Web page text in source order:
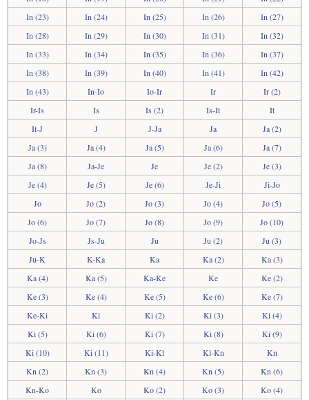
In (23)
In (24) In (25) In (26)
In (27)
In (28)
In (29) In (30) In (31)
In (32)
In (33)
In (34) In (35) In (36)
In (37)
In (38)
In (39) In (40) In (41)
In (42)
In (43)
In-Io Io-Ir Ir
Ir (2)
Ir-Is
Is Is (2) Is-It
It
It-J
J J-Ja Ja
Ja (2)
Ja (3)
Ja (4) Ja (5) Ja (6)
Ja (7)
Ja (8)
Ja-Je Je Je (2)
Je (3)
Je (4)
Je (5) Je (6) Je-Ji
Ji-Jo
Jo
Jo (2) Jo (3) Jo (4)
Jo (5)
Jo (6)
Jo (7) Jo (8) Jo (9)
Jo (10)
Jo-Js
Js-Ju Ju Ju (2)
Ju (3)
Ju-K
K-Ka Ka Ka (2)
Ka (3)
Ka (4)
Ka (5) Ka-Ke Ke
Ke (2)
Ke (3)
Ke (4) Ke (5) Ke (6)
Ke (7)
Ke-Ki
Ki Ki (2) Ki (3)
Ki (4)
Ki (5)
Ki (6) Ki (7) Ki (8)
Ki (9)
Ki (10)
Ki (11) Ki-Kl Kl-Kn
Kn
Kn (2)
Kn (3) Kn (4) Kn (5)
Kn (6)
Kn-Ko
Ko Ko (2) Ko (3)
Ko (4)